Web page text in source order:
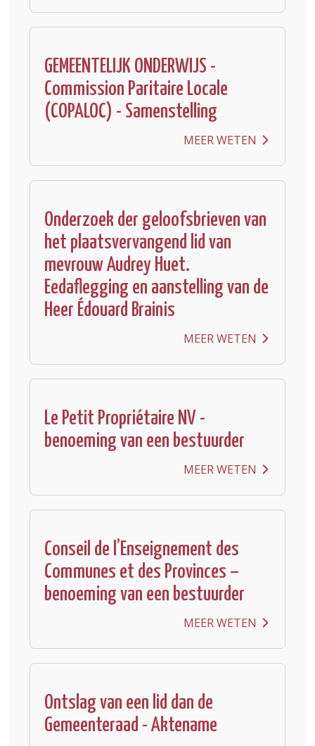
GEMEENTELIJK ONDERWIJS -
Commission Paritaire Locale
(COPALOC) - Samenstelling
MEER WETEN
Onderzoek der geloofsbrieven van
het plaatsvervangend lid van
mevrouw Audrey Huet.
Eedaflegging en aanstelling van de
Heer Édouard Brainis
MEER WETEN
Le Petit Propriétaire NV -
benoeming van een bestuurder
MEER WETEN
Conseil de l’Enseignement des
Communes et des Provinces –
benoeming van een bestuurder
MEER WETEN
Ontslag van een lid dan de
Gemeenteraad - Aktename